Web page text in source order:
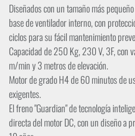
Diseñados con un tamaño más
base de ventilador interno, con
ciclos para su fácil mantenimiento
Capacidad de 250 Kg, 230 V, 3F, con
m/min y 3 metros de elevación.
Motor de grado H4 de 60 minutos de
exigentes.
El freno "Guardian" de tecnología
directa del motor DC, con un diseño a